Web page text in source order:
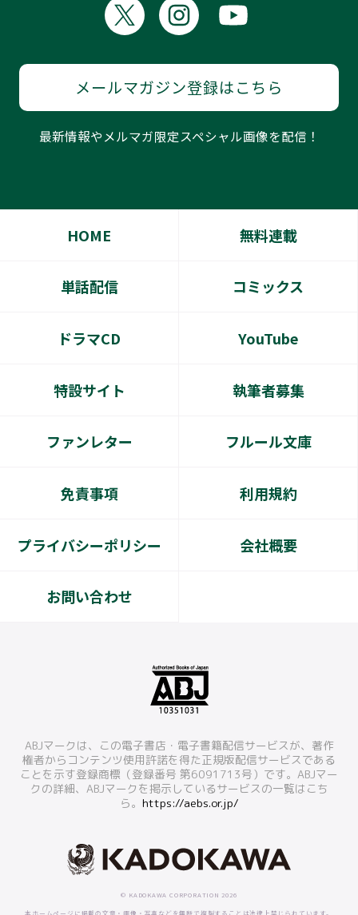
メールマガジン登録はこちら
最新情報やメルマガ限定スペシャル画像を配信！
HOME 無料連載
単話配信 コミックス
ドラマCD YouTube
特設サイト 執筆者募集
ファンレター フルール文庫
免責事項 利用規約
プライバシーポリシー 会社概要
お問い合わせ
ABJマークは、この電子書店・電子書籍配信サービスが、著作
権者からコンテンツ使用許諾を得た正規版配信サービスである
ことを示す登録商標（登録番号 第6091713号）です。ABJマー
クの詳細、ABJマークを掲示しているサービスの一覧はこち
ら。 https://aebs.or.jp/
© KADOKAWA CORPORATION 2026
本ホームページに掲載の文章・画像・写真などを無断で複製することは法律上禁じられています。